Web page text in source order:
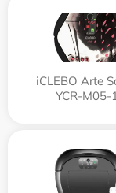
iCLEBO Arte
YCR-M05-